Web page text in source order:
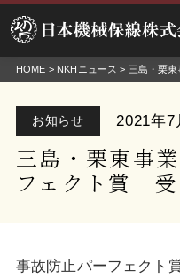
HOME > NKHニュース > 三島・栗
お知らせ 2021年7
三島・栗東事
フェクト賞 受
事故防止パーフェクト